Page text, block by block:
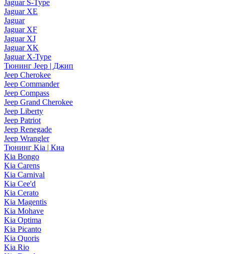
Jaguar S-Type
Jaguar XE
Jaguar
Jaguar XF
Jaguar XJ
Jaguar XK
Jaguar X-Type
Тюнинг Jeep | Джип
Jeep Cherokee
Jeep Commander
Jeep Compass
Jeep Grand Cherokee
Jeep Liberty
Jeep Patriot
Jeep Renegade
Jeep Wrangler
Тюнинг Kia | Киа
Kia Bongo
Kia Carens
Kia Carnival
Kia Cee'd
Kia Cerato
Kia Magentis
Kia Mohave
Kia Optima
Kia Picanto
Kia Quoris
Kia Rio